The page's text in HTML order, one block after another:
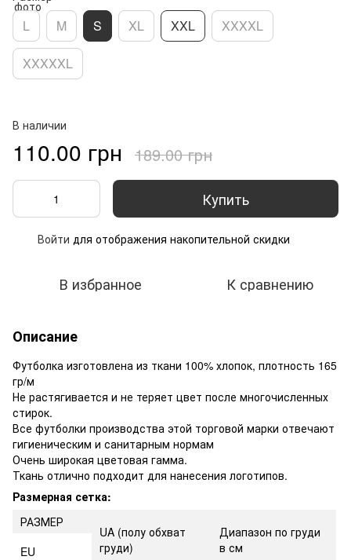
L M S XL XXL XXXXL
XXXXXL
В наличии
110.00 грн 189.00 грн
Купить
Войти для отображения накопительной скидки
В избранное К сравнению
Описание
Футболка изготовлена из ткани 100% хлопок, плотность 165
гр/м
Не растягивается и не теряет цвет после многочисленных
стирок.
Все футболки производства этой торговой марки отвечают
гигиеническим и санитарным нормам
Очень широкая цветовая гамма.
Ткань отлично подходит для нанесения логотипов.
Размерная сетка:
РАЗМЕР
UA (полу обхват
груди)
Диапазон по груди
в см
EU